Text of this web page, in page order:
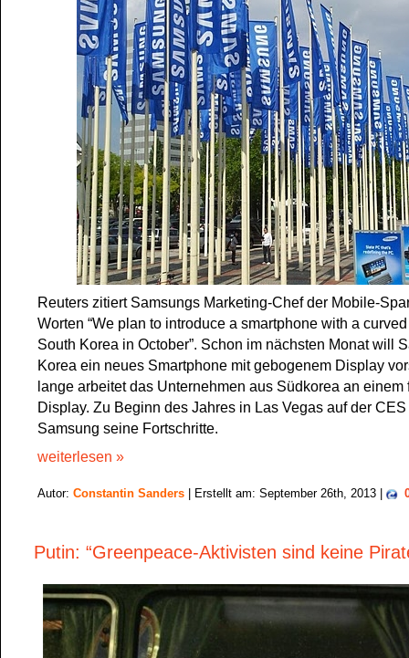
Reuters zitiert Samsungs Marketing-Chef der Mobile-
Worten “We plan to introduce a smartphone with a
South Korea in October”. Schon im nächsten Monat will
Korea ein neues Smartphone mit gebogenem Display
lange arbeitet das Unternehmen aus Südkorea an einem
Display. Zu Beginn des Jahres in Las Vegas auf der
Samsung seine Fortschritte.
weiterlesen »
Autor: Constantin Sanders | Erstellt am: September 26th, 2013 |
Putin: “Greenpeace-Aktivisten sind keine